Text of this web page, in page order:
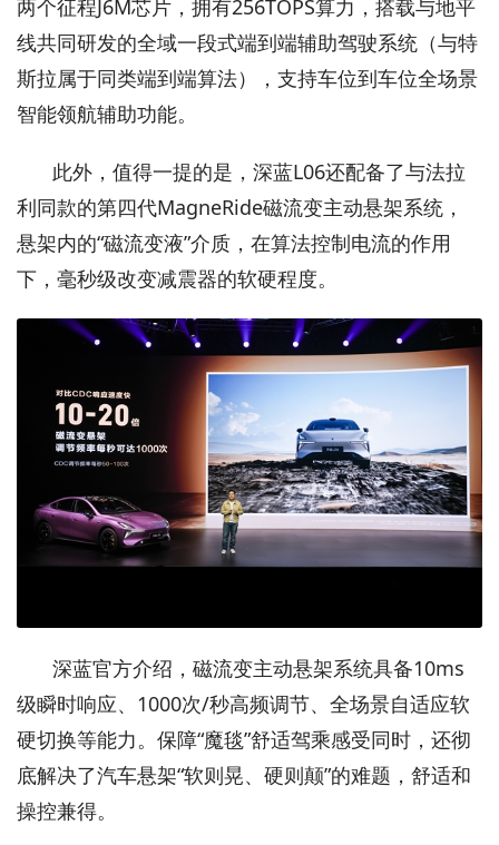
两个征程J6M芯片，拥有256TOPS算力，搭载与地平
线共同研发的全域一段式端到端辅助驾驶系统（与特
斯拉属于同类端到端算法），支持车位到车位全场景
智能领航辅助功能。
此外，值得一提的是，深蓝L06还配备了与法拉
利同款的第四代MagneRide磁流变主动悬架系统，
悬架内的“磁流变液”介质，在算法控制电流的作用
下，毫秒级改变减震器的软硬程度。
深蓝官方介绍，磁流变主动悬架系统具备10ms
级瞬时响应、1000次/秒高频调节、全场景自适应软
硬切换等能力。保障“魔毯”舒适驾乘感受同时，还彻
底解决了汽车悬架“软则晃、硬则颠”的难题，舒适和
操控兼得。